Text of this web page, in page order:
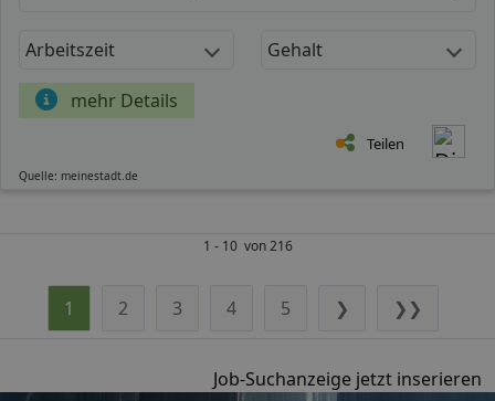
Arbeitszeit Gehalt
mehr Details
Teilen
Quelle: meinestadt.de
1 - 10 von 216
1 2 3 4 5 ❯ ❯❯
Job-Suchanzeige jetzt inserieren